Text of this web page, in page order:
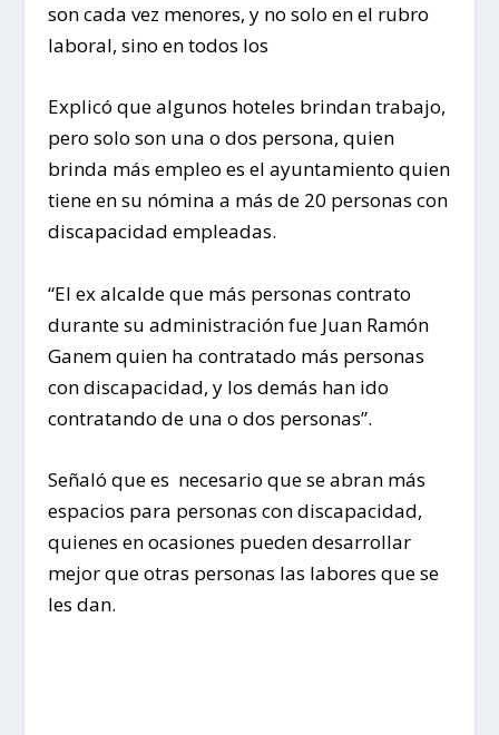
son cada vez menores, y no solo en el rubro
laboral, sino en todos los
Explicó que algunos hoteles brindan trabajo,
pero solo son una o dos persona, quien
brinda más empleo es el ayuntamiento quien
tiene en su nómina a más de 20 personas con
discapacidad empleadas.
“El ex alcalde que más personas contrato
durante su administración fue Juan Ramón
Ganem quien ha contratado más personas
con discapacidad, y los demás han ido
contratando de una o dos personas”.
Señaló que es necesario que se abran más
espacios para personas con discapacidad,
quienes en ocasiones pueden desarrollar
mejor que otras personas las labores que se
les dan.